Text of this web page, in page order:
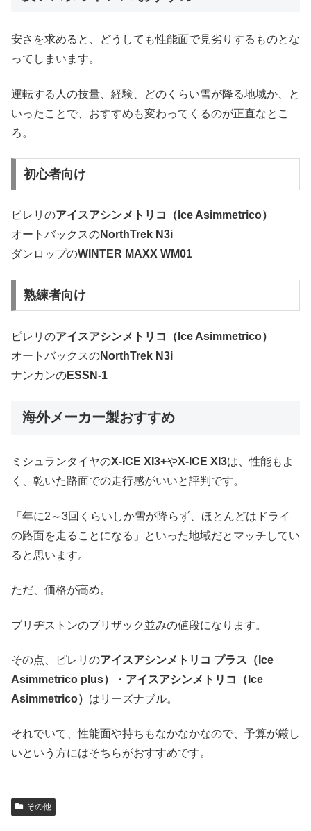
安さを求めると、どうしても性能面で見劣りするものとな
ってしまいます。
運転する人の技量、経験、どのくらい雪が降る地域か、と
いったことで、おすすめも変わってくるのが正直なとこ
ろ。
初心者向け
ピレリのアイスアシンメトリコ（Ice Asimmetrico）
オートバックスのNorthTrek N3i
ダンロップのWINTER MAXX WM01
熟練者向け
ピレリのアイスアシンメトリコ（Ice Asimmetrico）
オートバックスのNorthTrek N3i
ナンカンのESSN-1
海外メーカー製おすすめ
ミシュランタイヤのX-ICE XI3+やX-ICE XI3は、性能もよ
く、乾いた路面での走行感がいいと評判です。
「年に2～3回くらいしか雪が降らず、ほとんどはドライ
の路面を走ることになる」といった地域だとマッチしてい
ると思います。
ただ、価格が高め。
ブリヂストンのブリザック並みの値段になります。
その点、ピレリのアイスアシンメトリコ プラス（Ice
Asimmetrico plus）
・ アイスアシンメトリコ（Ice
Asimmetrico） はリーズナブル。
それでいて、性能面や持ちもなかなかなので、予算が厳し
いという方にはそちらがおすすめです。
その他